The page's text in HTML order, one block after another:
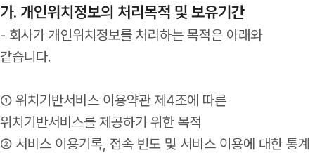
가. 개인위치정보의 처리목적 및 보유기간
- 회사가 개인위치정보를 처리하는 목적은 아래와
같습니다.
① 위치기반서비스 이용약관 제4조에 따른
위치기반서비스를 제공하기 위한 목적
② 서비스 이용기록, 접속 빈도 및 서비스 이용에 대한 통계